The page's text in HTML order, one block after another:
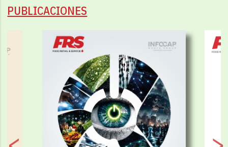
PUBLICACIONES